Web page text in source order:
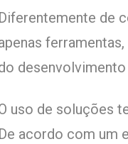
Diferentemente de
uso de soluções
De acordo com um